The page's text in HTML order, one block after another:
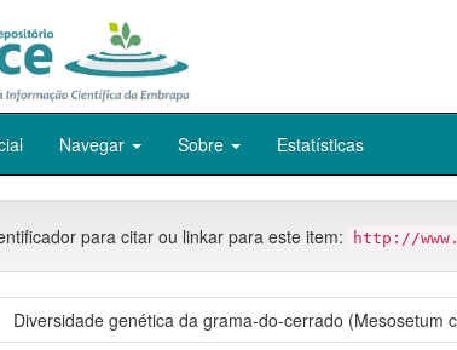
Navegar Sobre Estatísticas
para citar ou linkar para este item: http://
Diversidade genética da grama-do-cerrado (Mesosetum